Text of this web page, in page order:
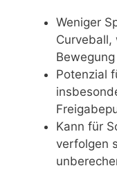
Weniger
Curveball,
Potenzial
Kann für
verfolgen